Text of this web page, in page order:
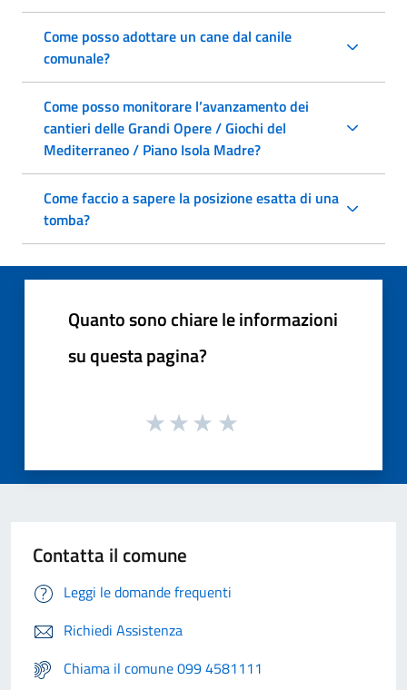
Come posso adottare un cane dal canile
comunale?
Come posso monitorare l’avanzamento dei
cantieri delle Grandi Opere / Giochi del
Mediterraneo / Piano Isola Madre?
Come faccio a sapere la posizione esatta di una
tomba?
Quanto sono chiare le informazioni
su questa pagina?
Contatta il comune
Leggi le domande frequenti
Richiedi Assistenza
Chiama il comune 099 4581111